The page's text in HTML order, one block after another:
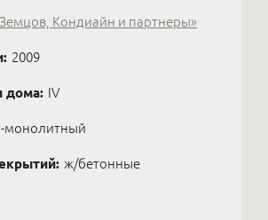
Кондиайн и партнеры»
2009
дома: IV
монолитный
ж/бетонные